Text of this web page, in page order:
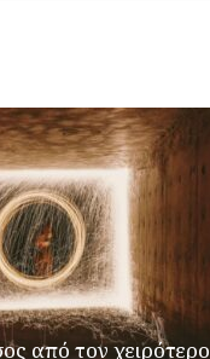
από τον χειρότερο